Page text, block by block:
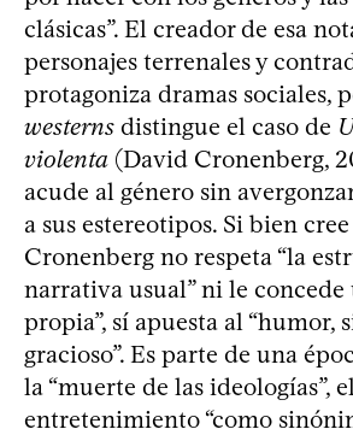
clásicas”. El creador de esa
personajes terrenales y
protagoniza dramas sociales,
westerns distingue el caso de
violenta (David Cronenberg,
acude al género sin
a sus estereotipos. Si bien
Cronenberg no respeta “la
narrativa usual” ni le concede
propia”, sí apuesta al “humor,
gracioso”. Es parte de una
la “muerte de las ideologías”,
entretenimiento “como